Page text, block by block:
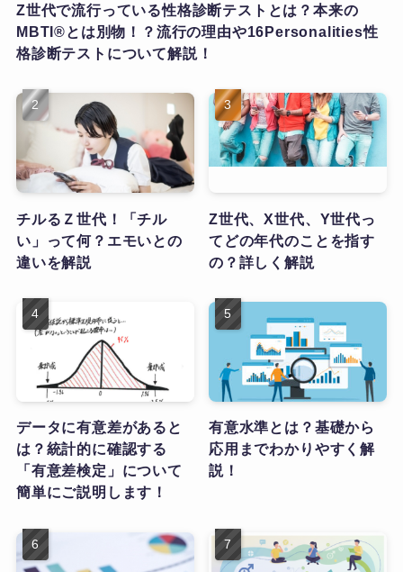
Z世代で流行っている性格診断テストとは？本来の
MBTI®とは別物！？流行の理由や16Personalities性
格診断テストについて解説！
チルるＺ世代！「チル
い」って何？エモいとの
違いを解説
Z世代、X世代、Y世代っ
てどの年代のことを指す
の？詳しく解説
データに有意差があると
は？統計的に確認する
「有意差検定」について
簡単にご説明します！
有意水準とは？基礎から
応用までわかりやすく解
説！